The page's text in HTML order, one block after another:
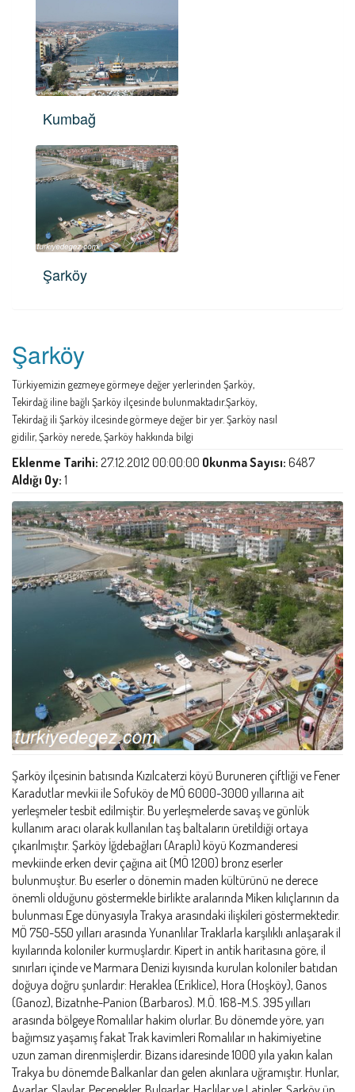
Kumbağ
Şarköy
Şarköy
Türkiyemizin gezmeye görmeye değer yerlerinden Şarköy,
Tekirdağ iline bağlı Şarköy ilçesinde bulunmaktadır.Şarköy,
Tekirdağ ili Şarköy ilcesinde görmeye değer bir yer. Şarköy nasıl
gidilir, Şarköy nerede, Şarköy hakkında bilgi
Eklenme Tarihi: 27.12.2012 00:00:00 Okunma Sayısı: 6487
Aldığı Oy: 1
Şarköy ilçesinin batısında Kızılcaterzi köyü Buruneren çiftliği ve Fener
Karadutlar mevkii ile Sofuköy de MÖ 6000-3000 yıllarına ait
yerleşmeler tesbit edilmiştir. Bu yerleşmelerde savaş ve günlük
kullanım aracı olarak kullanılan taş baltaların üretildiği ortaya
çıkarılmıştır. Şarköy İğdebağları (Araplı) köyü Kozmanderesi
mevkiinde erken devir çağına ait (MÖ 1200) bronz eserler
bulunmuştur. Bu eserler o dönemin maden kültürünü ne derece
önemli olduğunu göstermekle birlikte aralarında Miken kılıçlarının da
bulunması Ege dünyasıyla Trakya arasındaki ilişkileri göstermektedir.
MÖ 750-550 yılları arasında Yunanlılar Traklarla karşılıklı anlaşarak il
kıyılarında koloniler kurmuşlardır. Kipert in antik haritasına göre, il
sınırları içinde ve Marmara Denizi kıyısında kurulan koloniler batıdan
doğuya doğru şunlardır: Heraklea (Eriklice), Hora (Hoşköy), Ganos
(Ganoz), Bizatnhe-Panion (Barbaros). M.Ö. 168-M.S. 395 yılları
arasında bölgeye Romalılar hakim olurlar. Bu dönemde yöre, yarı
bağımsız yaşamış fakat Trak kavimleri Romalılar ın hakimiyetine
uzun zaman direnmişlerdir. Bizans idaresinde 1000 yıla yakın kalan
Trakya bu dönemde Balkanlar dan gelen akınlara uğramıştır. Hunlar,